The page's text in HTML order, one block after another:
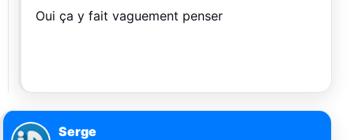
Oui ça y fait vaguement penser
Serge